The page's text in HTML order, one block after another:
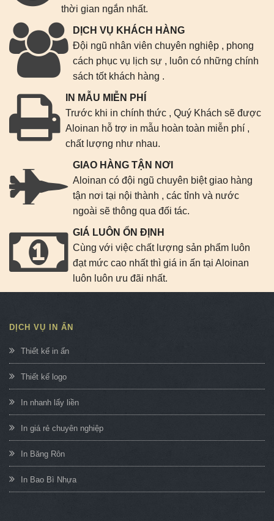
thời gian ngắn nhất.
DỊCH VỤ KHÁCH HÀNG
Đội ngũ nhân viên chuyên nghiệp , phong
cách phục vụ lịch sự , luôn có những chính
sách tốt khách hàng .
IN MẪU MIỄN PHÍ
Trước khi in chính thức , Quý Khách sẽ được
Aloinan hỗ trợ in mẫu hoàn toàn miễn phí ,
chất lượng như nhau.
GIAO HÀNG TẬN NƠI
Aloinan có đội ngũ chuyên biệt giao hàng
tận nơi tại nội thành , các tỉnh và nước
ngoài sẽ thông qua đối tác.
GIÁ LUÔN ỔN ĐỊNH
Cùng với việc chất lượng sản phẩm luôn
đạt mức cao nhất thì giá in ấn tại Aloinan
luôn luôn ưu đãi nhất.
DỊCH VỤ IN ẤN
Thiết kế in ấn
Thiết kế logo
In nhanh lấy liền
In giá rẻ chuyên nghiệp
In Băng Rôn
In Bao Bì Nhựa